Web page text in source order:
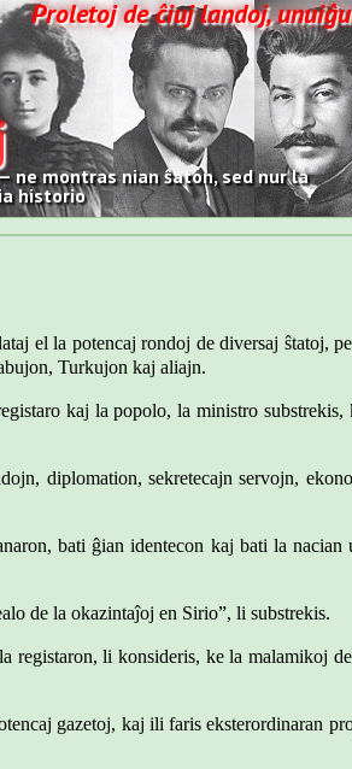
Proletoj de ĉiuj landoj,
ne montras nian ŝaton, sed nur la
historio
el la potencaj rondoj de diversaj ŝtatoj,
Turkujon kaj aliajn.
kaj la popolo, la ministro
diplomation, sekretecajn servojn,
bati ĝian identecon kaj bati la nacian
de la okazintaĵoj en Sirio”, li substrekis.
registaron, li konsideris, ke la malamikoj
gazetoj, kaj ili faris eksterordinaran